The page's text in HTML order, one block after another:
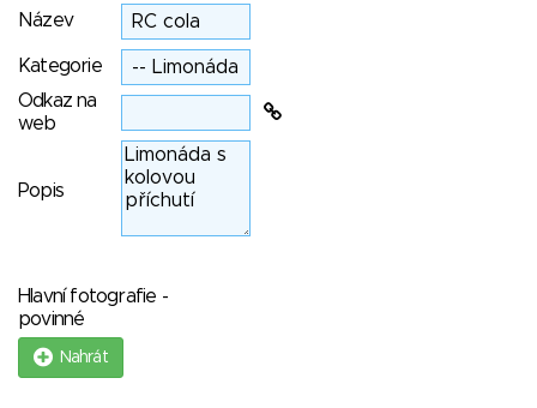
Název
Kategorie
Odkaz na
web
Popis
Hlavní fotografie -
povinné
Nahrát